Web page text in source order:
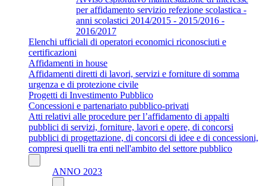
per affidamento servizio refezione scolastica -
anni scolastici 2014/2015 - 2015/2016 -
2016/2017
Elenchi ufficiali di operatori economici riconosciuti e
certificazioni
Affidamenti in house
Affidamenti diretti di lavori, servizi e forniture di somma
urgenza e di protezione civile
Progetti di Investimento Pubblico
Concessioni e partenariato pubblico-privati
Atti relativi alle procedure per l’affidamento di appalti
pubblici di servizi, forniture, lavori e opere, di concorsi
pubblici di progettazione, di concorsi di idee e di concessioni,
compresi quelli tra enti nell'ambito del settore pubblico
ANNO 2023